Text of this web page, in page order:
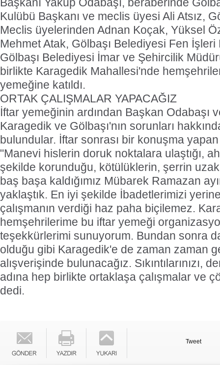
Kulübü Başkanı ve meclis üyesi Ali Atsız,
Meclis üyelerinden Adnan Koçak, Yüksel
Mehmet Atak, Gölbaşı Belediyesi Fen
Gölbaşı Belediyesi İmar ve Şehircilik
birlikte Karagedik Mahallesi'nde
yemeğine katıldı.
ORTAK ÇALIŞMALAR YAPACAĞIZ
İftar yemeğinin ardından Başkan Odabaşı
Karagedik ve Gölbaşı'nın sorunları
bulundular. İftar sonrası bir konuşma
"Manevi hislerin doruk noktalara ulaştığı,
şekilde korunduğu, kötülüklerin, şerrin
baş başa kaldığımız Mübarek Ramazan
yaklaştık. En iyi şekilde İbadetlerimizi
çalışmanın verdiği haz paha biçilemez.
hemşehrilerime bu iftar yemeği
teşekkürlerimi sunuyorum. Bundan sonra
olduğu gibi Karagedik'e de zaman zaman
alışverişinde bulunacağız. Sıkıntılarınızı,
adına hep birlikte ortaklaşa çalışmalar ve
dedi.
Tweet